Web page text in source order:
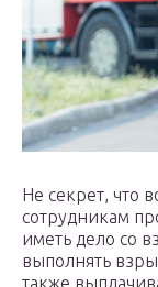
Не секрет, что
сотрудникам
иметь дело со
выполнять
также